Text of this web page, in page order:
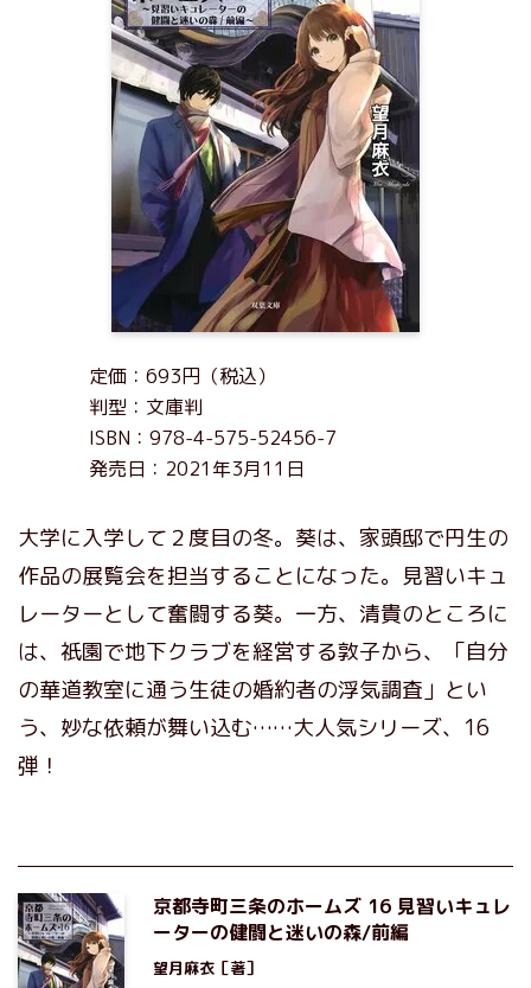
定価：693円（税込）
判型：文庫判
ISBN：978-4-575-52456-7
発売日：2021年3月11日
大学に入学して２度目の冬。葵は、家頭邸で円生の
作品の展覧会を担当することになった。見習いキュ
レーターとして奮闘する葵。一方、清貴のところに
は、祇園で地下クラブを経営する敦子から、「自分
の華道教室に通う生徒の婚約者の浮気調査」とい
う、妙な依頼が舞い込む……大人気シリーズ、16
弾！
京都寺町三条のホームズ 16 見習いキュレ
ーターの健闘と迷いの森/前編
望月麻衣 ［著］